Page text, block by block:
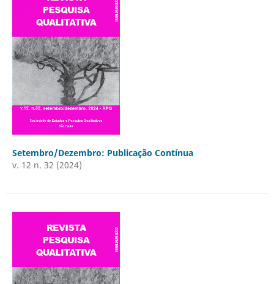
Setembro/Dezembro: Publicação Contínua
v. 12 n. 32 (2024)